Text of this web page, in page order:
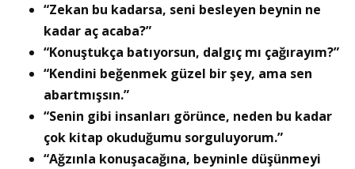
“Zekan bu kadarsa, seni besleyen beynin ne
kadar aç acaba?”
“Konuştukça batıyorsun, dalgıç mı çağırayım?”
“Kendini beğenmek güzel bir şey, ama sen
abartmışsın.”
“Senin gibi insanları görünce, neden bu kadar
çok kitap okuduğumu sorguluyorum.”
“Ağzınla konuşacağına, beyninle düşünmeyi